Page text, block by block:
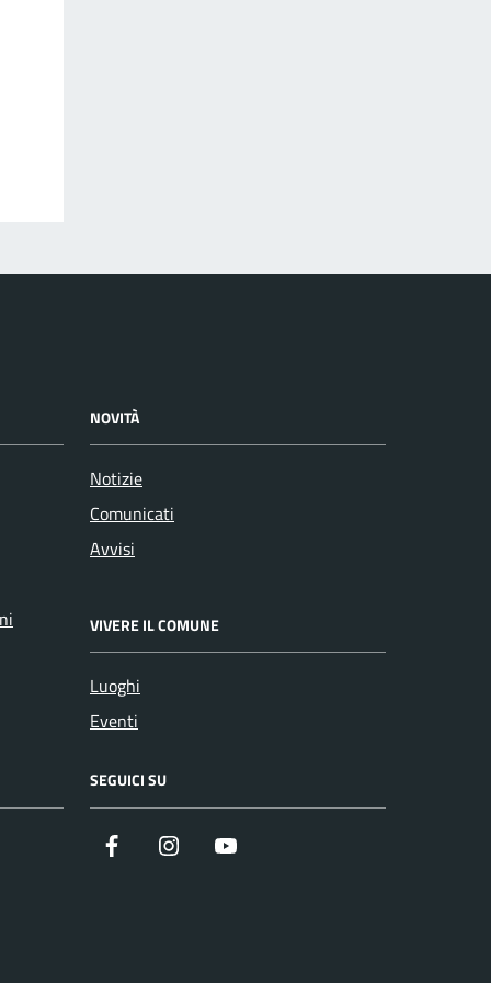
NOVITÀ
Notizie
Comunicati
Avvisi
VIVERE IL COMUNE
Luoghi
Eventi
SEGUICI SU
Facebook Instagram